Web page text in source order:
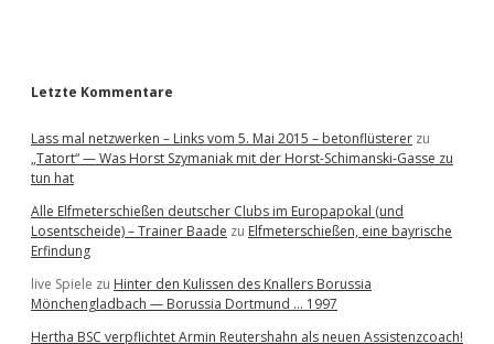
Letzte Kommentare
Lass mal netzwerken – Links vom 5. Mai 2015 – betonflüsterer zu
„Tatort“ — Was Horst Szymaniak mit der Horst-Schimanski-Gasse zu
tun hat
Alle Elfmeterschießen deutscher Clubs im Europapokal (und
Losentscheide) – Trainer Baade zu Elfmeterschießen, eine bayrische
Erfindung
live Spiele zu Hinter den Kulissen des Knallers Borussia
Mönchengladbach — Borussia Dortmund … 1997
Hertha BSC verpflichtet Armin Reutershahn als neuen Assistenzcoach!